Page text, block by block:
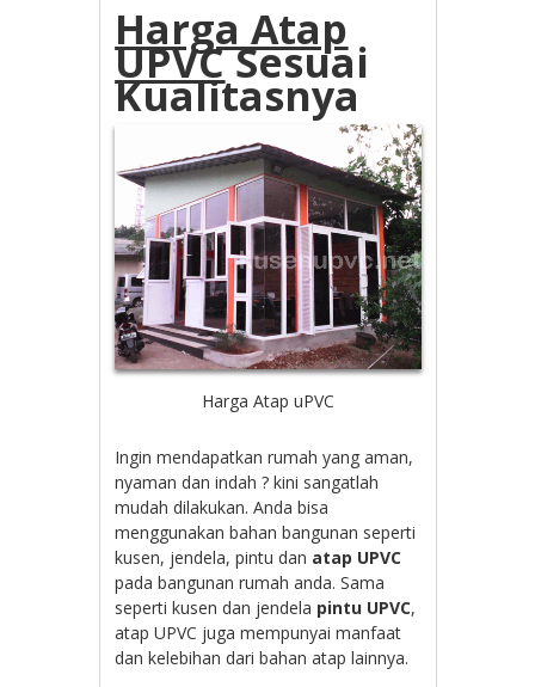
Harga Atap
UPVCSesuai
Kualitasnya
Harga Atap uPVC
Ingin mendapatkan rumah yang aman,
nyaman dan indah ? kini sangatlah
mudah dilakukan. Anda bisa
menggunakan bahan bangunan seperti
kusen, jendela, pintu dan atap UPVC
pada bangunan rumah anda. Sama
seperti kusen dan jendela pintu UPVC,
atap UPVC juga mempunyai manfaat
dan kelebihan dari bahan atap lainnya.